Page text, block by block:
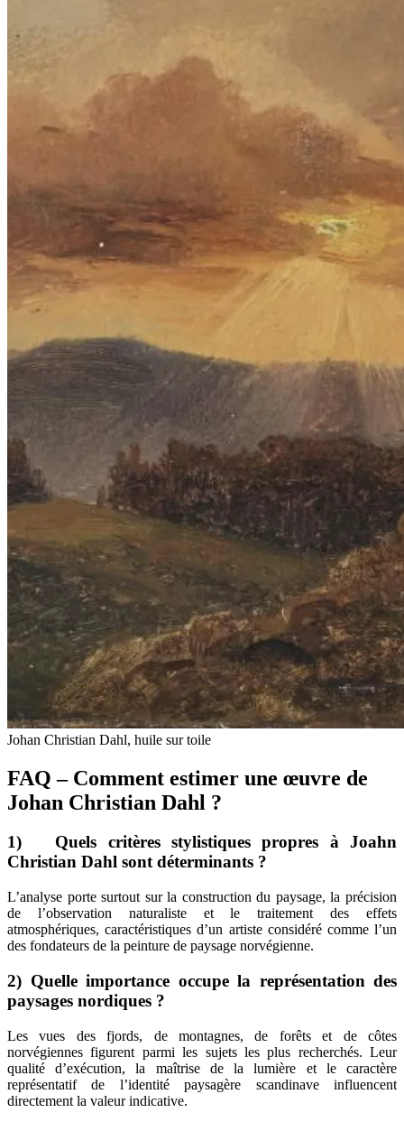
Johan Christian Dahl, huile sur toile
FAQ – Comment estimer une œuvre de
Johan Christian Dahl ?
1) Quels critères stylistiques propres à Joahn
Christian Dahl sont déterminants ?
L’analyse porte surtout sur la construction du paysage, la précision
de l’observation naturaliste et le traitement des effets
atmosphériques, caractéristiques d’un artiste considéré comme l’un
des fondateurs de la peinture de paysage norvégienne.
2) Quelle importance occupe la représentation des
paysages nordiques ?
Les vues des fjords, de montagnes, de forêts et de côtes
norvégiennes figurent parmi les sujets les plus recherchés. Leur
qualité d’exécution, la maîtrise de la lumière et le caractère
représentatif de l’identité paysagère scandinave influencent
directement la valeur indicative.